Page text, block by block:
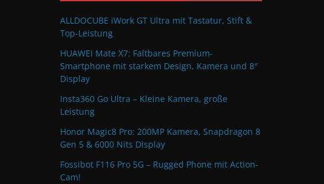
ALLDOCUBE iWork GT Ultra mit Tastatur, Stift &
Top-Leistung
HUAWEI Mate X7: Faltbares Premium-
Smartphone mit starkem Design, Kamera und 8″
Display
Insta360 Go Ultra – Kleine Kamera, große
Leistung
Honor Magic8 Pro: 200MP Kamera, Snapdragon 8
Gen 5 & 6000 Nits Display
Fossibot F116 Pro 5G – Rugged Phone mit Action-
Cam!